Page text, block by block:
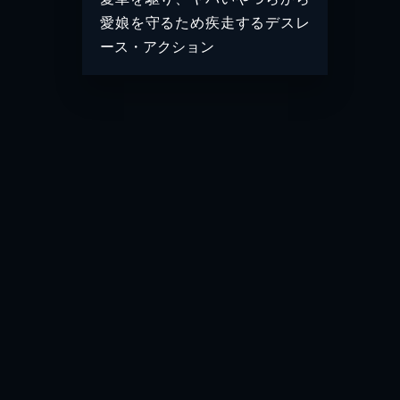
愛娘を守るため疾走するデスレ
ース・アクション